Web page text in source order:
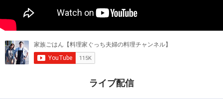
ライブ配信